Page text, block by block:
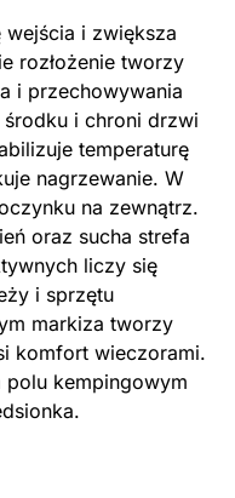
i zwiększa
rozłożenie tworzy
i przechowywania
środku i chroni drzwi
temperaturę
nagrzewanie. W
na zewnątrz.
oraz sucha strefa
liczy się
i sprzętu
markiza tworzy
komfort wieczorami.
polu kempingowym